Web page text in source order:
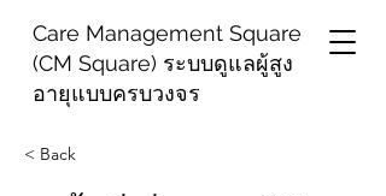
Care Management Square
(CM Square) ระบบดูแลผู้สูง
อายุแบบครบวงจร
< Back